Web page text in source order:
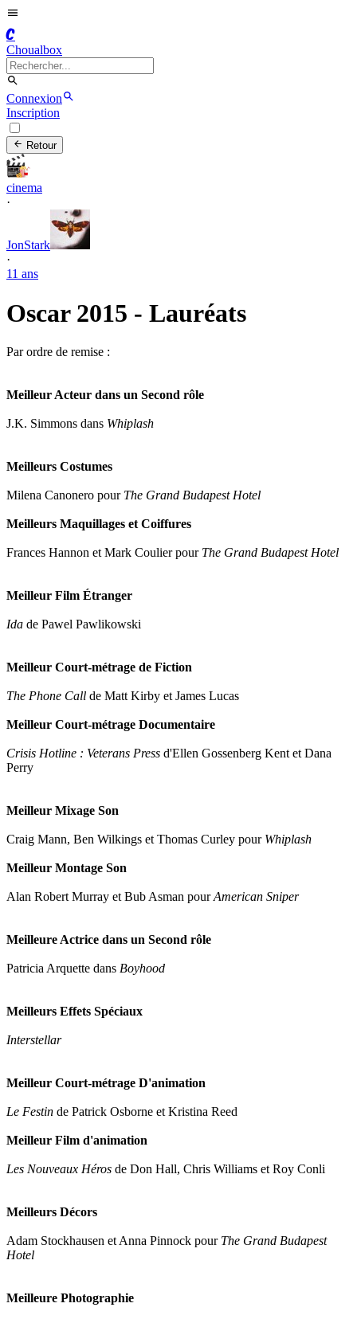
C
Choualbox
Connexion
Inscription
Retour
cinema
·
JonStark
·
11 ans
Oscar 2015 - Lauréats
Par ordre de remise :
Meilleur Acteur dans un Second rôle
J.K. Simmons dans Whiplash
Meilleurs Costumes
Milena Canonero pour The Grand Budapest Hotel
Meilleurs Maquillages et Coiffures
Frances Hannon et Mark Coulier pour The Grand Budapest Hotel
Meilleur Film Étranger
Ida de Pawel Pawlikowski
Meilleur Court-métrage de Fiction
The Phone Call de Matt Kirby et James Lucas
Meilleur Court-métrage Documentaire
Crisis Hotline : Veterans Press d'Ellen Gossenberg Kent et Dana
Perry
Meilleur Mixage Son
Craig Mann, Ben Wilkings et Thomas Curley pour Whiplash
Meilleur Montage Son
Alan Robert Murray et Bub Asman pourAmerican Sniper
Meilleure Actrice dans un Second rôle
Patricia Arquette dans Boyhood
Meilleurs Effets Spéciaux
Interstellar
Meilleur Court-métrage D'animation
Le Festin de Patrick Osborne et Kristina Reed
Meilleur Film d'animation
Les Nouveaux Héros de Don Hall, Chris Williams et Roy Conli
Meilleurs Décors
Adam Stockhausen et Anna Pinnock pour The Grand Budapest
Hotel
Meilleure Photographie